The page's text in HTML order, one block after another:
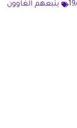
يتبعهم الغاوون